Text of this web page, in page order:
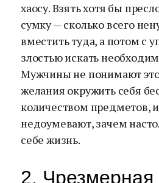
хаосу. Взять хотя бы
сумку — сколько всего
вместить туда, а потом с
злостью искать
Мужчины не понимают
желания окружить себя
количеством предметов,
недоумевают, зачем
себе жизнь.
2. Чрезмерная